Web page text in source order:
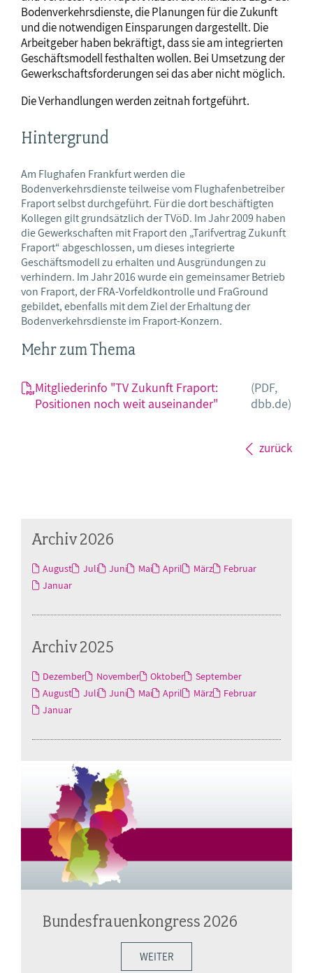
Bodenverkehrsdienste, die Planungen für die Zukunft
und die notwendigen Einsparungen dargestellt. Die
Arbeitgeber haben bekräftigt, dass sie am integrierten
Geschäftsmodell festhalten wollen. Bei Umsetzung der
Gewerkschaftsforderungen sei das aber nicht möglich.
Die Verhandlungen werden zeitnah fortgeführt.
Hintergrund
Am Flughafen Frankfurt werden die
Bodenverkehrsdienste teilweise vom Flughafenbetreiber
Fraport selbst durchgeführt. Für die dort beschäftigten
Kollegen gilt grundsätzlich der TVöD. Im Jahr 2009 haben
die Gewerkschaften mit Fraport den „Tarifvertrag Zukunft
Fraport“ abgeschlossen, um dieses integrierte
Geschäftsmodell zu erhalten und Ausgründungen zu
verhindern. Im Jahr 2016 wurde ein gemeinsamer Betrieb
von Fraport, der FRA-Vorfeldkontrolle und FraGround
gebildet, ebenfalls mit dem Ziel der Erhaltung der
Bodenverkehrsdienste im Fraport-Konzern.
Mehr zum Thema
Mitgliederinfo "TV Zukunft Fraport:
Positionen noch weit auseinander"
(PDF,
dbb.de)
zurück
Archiv 2026
August Juli Juni Mai April März
Februar
Januar
Archiv 2025
Dezember November Oktober
September
August
Juli Juni Mai April März
Februar
Januar
Bundesfrauenkongress 2026
WEITER